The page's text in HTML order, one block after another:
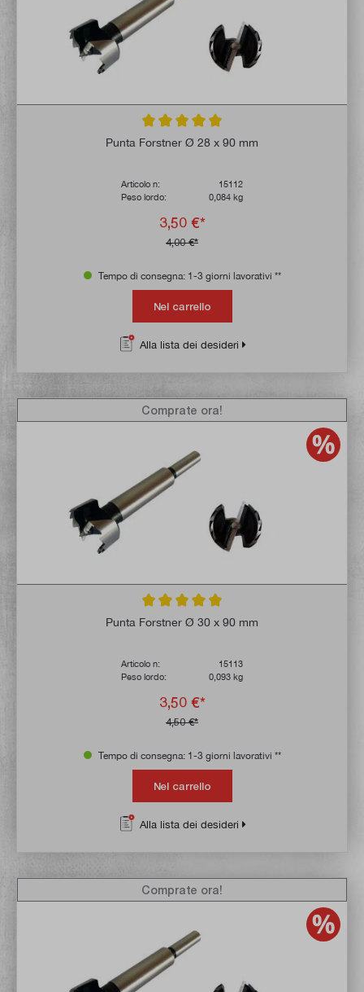
Valutazione media di 5 su 5 stelle
Punta Forstner Ø 28 x 90 mm
Articolo n:
15112
Peso lordo:
0,084 kg
3,50 €*
4,00 €*
Tempo di consegna: 1-3 giorni lavorativi **
Nel carrello
Alla lista dei desideri
Valutazione media di 5 su 5 stelle
Punta Forstner Ø 30 x 90 mm
Articolo n:
15113
Peso lordo:
0,093 kg
3,50 €*
4,50 €*
Comprate ora!
Tempo di consegna: 1-3 giorni lavorativi **
Nel carrello
Alla lista dei desideri
Comprate ora!